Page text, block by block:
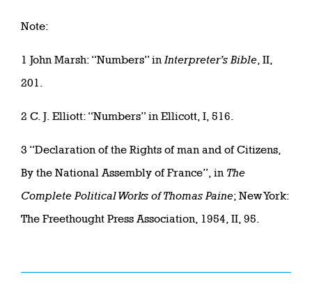
Note:
1 John Marsh: “Numbers” in Interpreter’s Bible , II,
201.
2 C. J. Elliott: “Numbers” in Ellicott, I, 516.
3 “Declaration of the Rights of man and of Citizens,
By the National Assembly of France”, in The
Complete Political Works of Thomas Paine; New York:
The Freethought Press Association, 1954, II, 95.